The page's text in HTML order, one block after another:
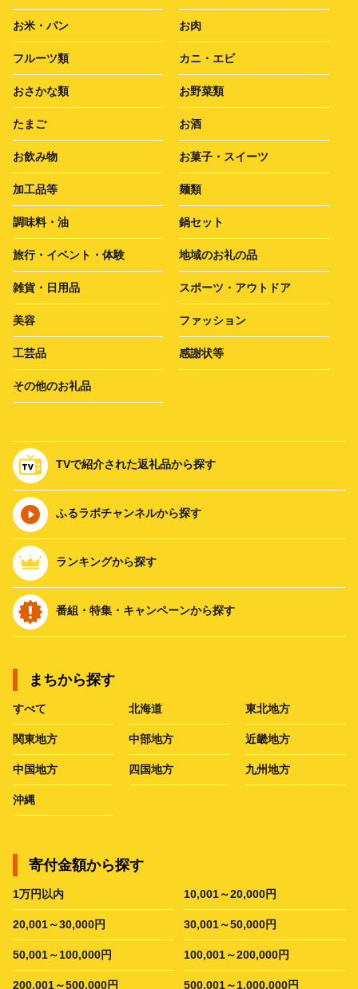
お米・パン お肉
フルーツ類 カニ・エビ
おさかな類 お野菜類
たまご お酒
お飲み物 お菓子・スイーツ
加工品等 麺類
調味料・油 鍋セット
旅行・イベント・体験 地域のお礼の品
雑貨・日用品 スポーツ・アウトドア
美容 ファッション
工芸品 感謝状等
その他のお礼品
TVで紹介された返礼品から探す
ふるラボチャンネルから探す
ランキングから探す
番組・特集・キャンペーンから探す
まちから探す
すべて 北海道 東北地方
関東地方 中部地方 近畿地方
中国地方 四国地方 九州地方
沖縄
寄付金額から探す
1万円以内 10,001～20,000円
20,001～30,000円 30,001～50,000円
50,001～100,000円 100,001～200,000円
200,001～500,000円 500,001～1,000,000円